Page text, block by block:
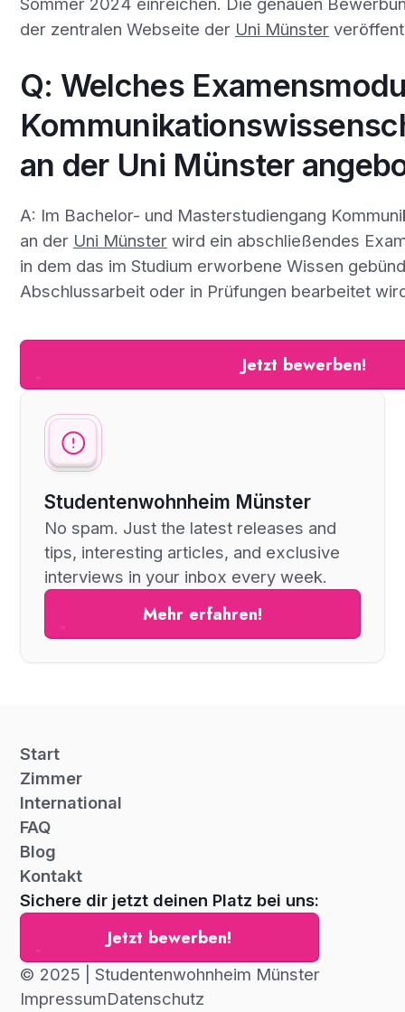
der zentralen Webseite der Uni Münster
Q: Welches
an der Uni Münster
A: Im Bachelor- und Masterstudiengang
an der Uni Münsterwird ein abschließendes
in dem das im Studium erworbene Wissen
Abschlussarbeit oder in Prüfungen bearbeitet
Jetzt bewerben!
Studentenwohnheim Münster
No spam. Just the latest releases and
tips, interesting articles, and exclusive
interviews in your inbox every week.
Mehr erfahren!
Start
Zimmer
International
FAQ
Blog
Kontakt
Sichere dir jetzt deinen Platz bei uns:
Jetzt bewerben!
© 2025 | Studentenwohnheim Münster
ImpressumDatenschutz